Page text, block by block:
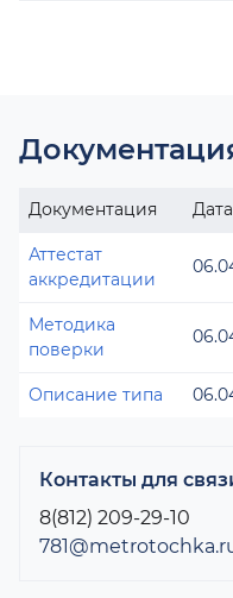
Документация Дата
Аттестат
аккредитации
Методика
поверки
Описание типа
Контакты для
8(812) 209-29-10